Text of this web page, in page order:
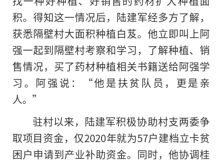
积。得知这一情况后，陆建军经多方了解，
获悉隔壁村大面积种植白芨。他立即叫上阿
强一起到隔壁村考察和学习，了解种植、销
售情况，买了药材种植相关书籍送给阿强学
习。阿强说：“他是扶贫队员，更是亲
人。”
驻村以来，陆建军积极协助村支两委争
取项目资金，仅2020年就为57户建档立卡贫
困户申请到产业补助资金。同时，他协调桂